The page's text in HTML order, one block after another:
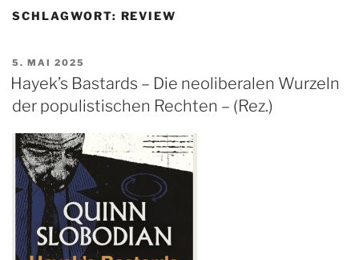
SCHLAGWORT: REVIEW
VERÖFFENTLICHT
AM
5. MAI 2025
Hayek’s Bastards – Die neoliberalen Wurzeln
der populistischen Rechten – (Rez.)